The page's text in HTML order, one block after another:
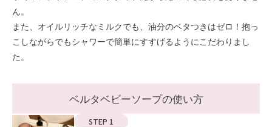
ん。
また、オイルリッチなミルクでも、油分のベタつきはゼロ！抱っ
こしながらでもシャワーで簡単にすすげるようにこだわりまし
た。
ベルタベビーソープの使い方
STEP 1